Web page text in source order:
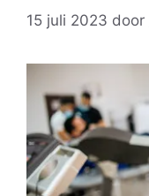
15 juli 2023 door